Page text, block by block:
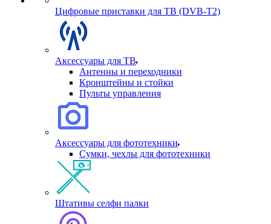
Цифровые приставки для ТВ (DVB-T2)
Аксессуары для ТВ
Антенны и переходники
Кронштейны и стойки
Пульты управления
Аксессуары для фототехники
Сумки, чехлы для фототехники
Штативы селфи палки